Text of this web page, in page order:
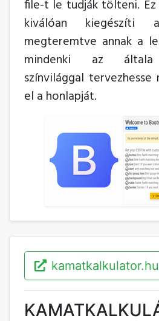
file-t le tudják tölteni.
kiválóan kiegészíti
megteremtve annak a
mindenki az általa
színvilággal tervezhesse
el a honlapját.
kamatkalkulator.hu